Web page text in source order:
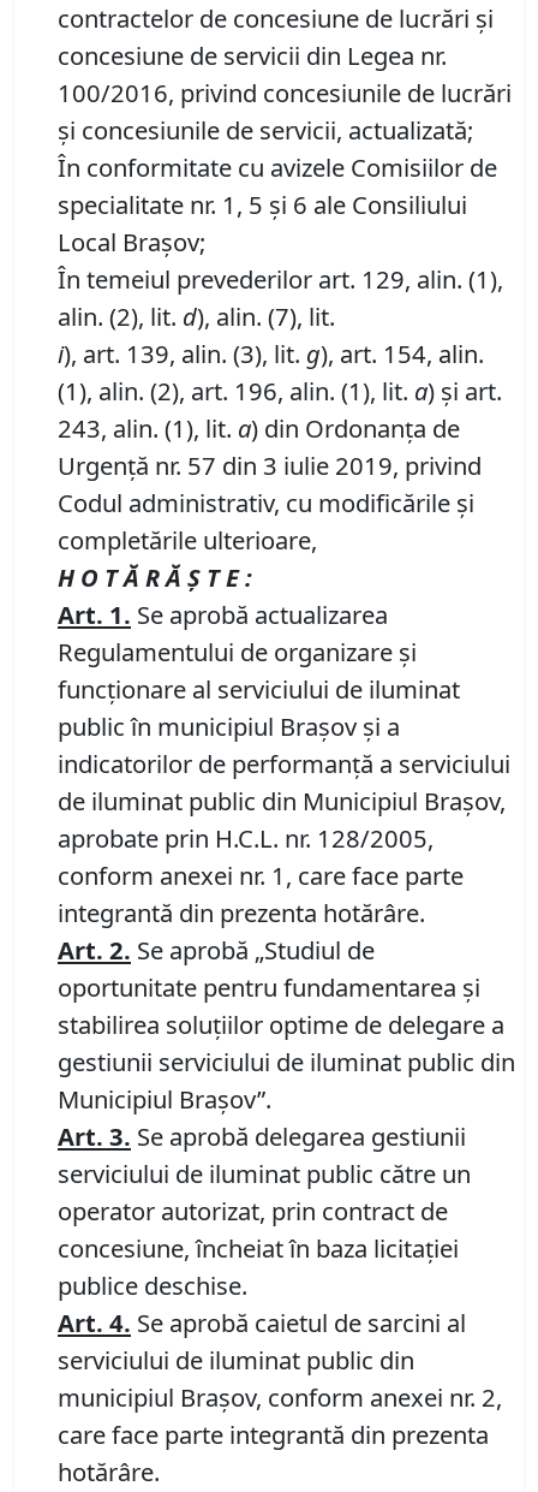
contractelor de concesiune de lucrări și
concesiune de servicii din Legea nr.
100/2016, privind concesiunile de lucrări
și concesiunile de servicii, actualizată;
În conformitate cu avizele Comisiilor de
specialitate nr. 1, 5 și 6 ale Consiliului
Local Brașov;
În temeiul prevederilor art. 129, alin. (1),
alin. (2), lit. d), alin. (7), lit.
i), art. 139, alin. (3), lit. g), art. 154, alin.
(1), alin. (2), art. 196, alin. (1), lit. a) și art.
243, alin. (1), lit. a) din Ordonanța de
Urgență nr. 57 din 3 iulie 2019, privind
Codul administrativ, cu modificările și
completările ulterioare,
H O T Ă R Ă Ş T E :
Art. 1. Se aprobă actualizarea
Regulamentului de organizare și
funcționare al serviciului de iluminat
public în municipiul Brașov și a
indicatorilor de performanță a serviciului
de iluminat public din Municipiul Brașov,
aprobate prin H.C.L. nr. 128/2005,
conform anexei nr. 1, care face parte
integrantă din prezenta hotărâre.
Art. 2. Se aprobă „Studiul de
oportunitate pentru fundamentarea și
stabilirea soluțiilor optime de delegare a
gestiunii serviciului de iluminat public din
Municipiul Brașov”.
Art. 3. Se aprobă delegarea gestiunii
serviciului de iluminat public către un
operator autorizat, prin contract de
concesiune, încheiat în baza licitației
publice deschise.
Art. 4. Se aprobă caietul de sarcini al
serviciului de iluminat public din
municipiul Brașov, conform anexei nr. 2,
care face parte integrantă din prezenta
hotărâre.